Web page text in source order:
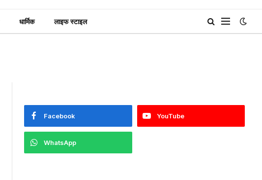
धार्मिक लाइफ स्टाइल
Facebook YouTube
WhatsApp